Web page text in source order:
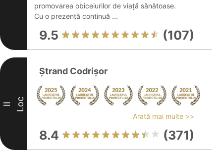
promovarea obiceiurilor de viață sănătoase.
Cu o prezență continuă ...
9.5 (107)
II Loc
Ștrand Codrișor
Arată mai multe >>
8.4 (371)